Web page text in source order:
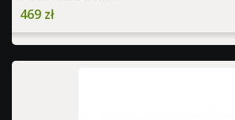
469 zł